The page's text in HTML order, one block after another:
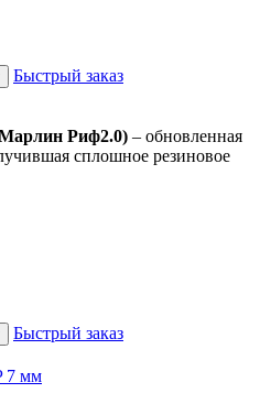
Быстрый заказ
Риф2.0) – обновленная
сплошное резиновое
Быстрый заказ